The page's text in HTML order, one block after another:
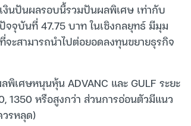
งินปันผลรอบนี้รวมปันผลพิเศษ เท่ากับ
จุบันที่ 47.75 บาท ในเชิงกลยุทธ์ มีมุม
ะสามารถนำไปต่อยอดลงทุนขยายธุรกิจ
เศษหนุนหุ้น ADVANC และ GULF ระยะ
หรือสูงกว่า ส่วนการอ่อนตัวมีแนว
รหลุด)